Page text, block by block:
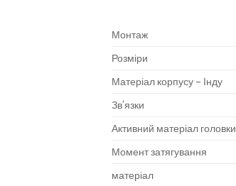
Монтаж
Розміри
Матеріал корпусу – Інду
Зв’язки
Активний матеріал головки
Момент затягування
матеріал